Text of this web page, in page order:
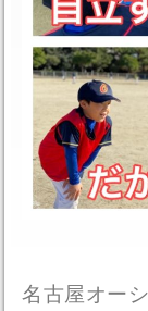
名古屋オー